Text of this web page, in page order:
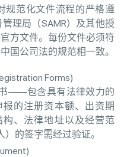
规范化文件流程的严格遵
理局（SAMR）及其他授
方文件。每份文件必须符
国公司法的规范相一致。
Forms)
——包含具有法律效力的
的注册资本额、出资期
、法律地址以及经营范
的签字需经过验证。